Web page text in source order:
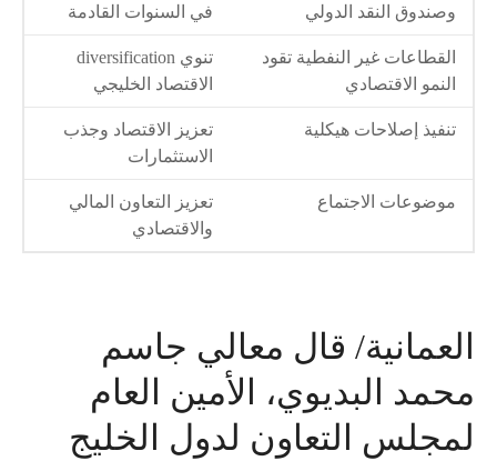
وصندوق النقد الدولي
في السنوات القادمة
القطاعات غير النفطية تقود
النمو الاقتصادي
تنوي diversification
الاقتصاد الخليجي
تنفيذ إصلاحات هيكلية
تعزيز الاقتصاد وجذب
الاستثمارات
موضوعات الاجتماع
تعزيز التعاون المالي
والاقتصادي
العمانية/ قال معالي جاسم
محمد البديوي، الأمين العام
لمجلس التعاون لدول الخليج